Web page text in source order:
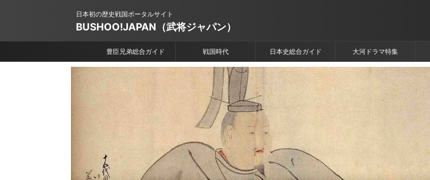
日本初の歴史戦国ポータルサイト
BUSHOO!JAPAN（武将ジャパン）
豊臣兄弟総合ガイド 戦国時代 日本史総合ガイド 大河ドラマ特集